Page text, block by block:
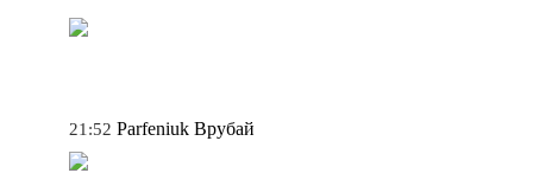
21:52 Parfeniuk Врубай